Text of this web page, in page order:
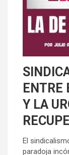
ENTRE
Y LA
El
paradoja